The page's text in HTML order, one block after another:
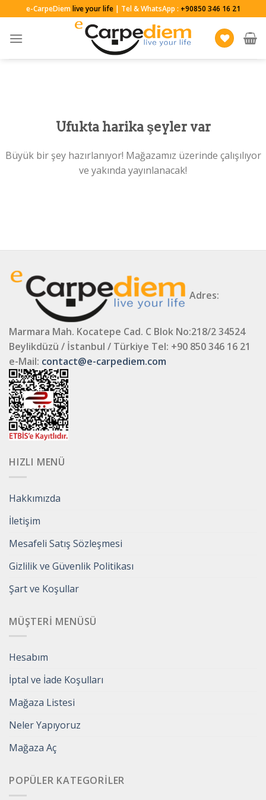
to
content
e-CarpeDiemlive your life| Tel & WhatsApp : +90850 346 16 21
Ufukta harika şeyler var
Büyük bir şey hazırlanıyor! Mağazamız üzerinde çalışılıyor
ve yakında yayınlanacak!
Adres:
Marmara Mah. Kocatepe Cad. C Blok No:218/2 34524
Beylikdüzü / İstanbul / Türkiye Tel: +90 850 346 16 21
e-Mail: contact@e-carpediem.com
HIZLI MENÜ
Hakkımızda
İletişim
Mesafeli Satış Sözleşmesi
Gizlilik ve Güvenlik Politikası
Şart ve Koşullar
MÜŞTERI MENÜSÜ
Hesabım
İptal ve İade Koşulları
Mağaza Listesi
Neler Yapıyoruz
Mağaza Aç
POPÜLER KATEGORILER